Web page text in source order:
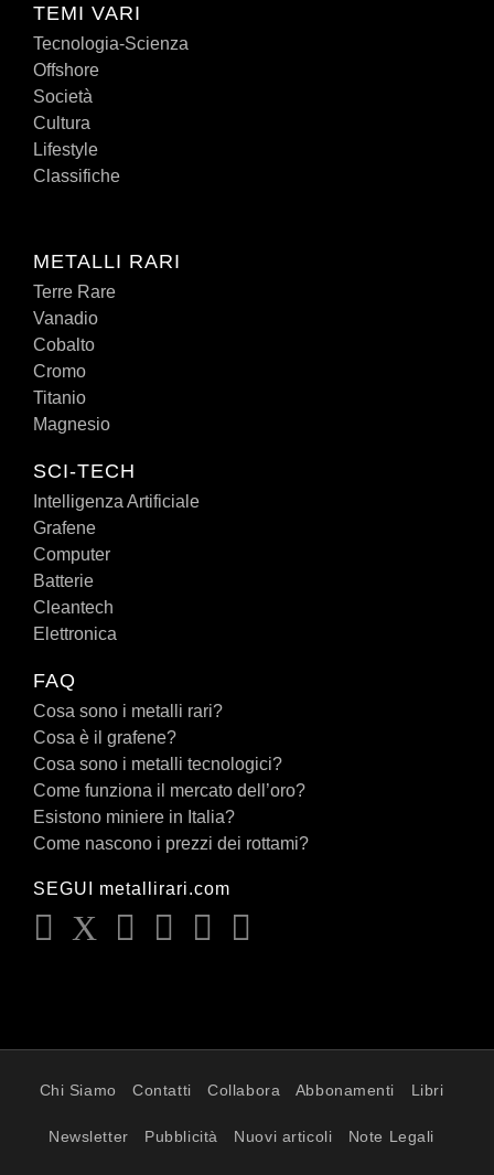
TEMI VARI
Tecnologia-Scienza
Offshore
Società
Cultura
Lifestyle
Classifiche
METALLI RARI
Terre Rare
Vanadio
Cobalto
Cromo
Titanio
Magnesio
SCI-TECH
Intelligenza Artificiale
Grafene
Computer
Batterie
Cleantech
Elettronica
FAQ
Cosa sono i metalli rari?
Cosa è il grafene?
Cosa sono i metalli tecnologici?
Come funziona il mercato dell’oro?
Esistono miniere in Italia?
Come nascono i prezzi dei rottami?
SEGUI metallirari.com
Chi Siamo Contatti Collabora Abbonamenti Libri
Newsletter Pubblicità Nuovi articoli Note Legali